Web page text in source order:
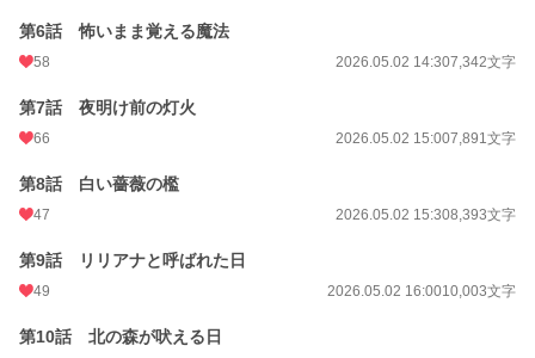
第6話 怖いまま覚える魔法
58 2026.05.02 14:307,342文字
第7話 夜明け前の灯火
66 2026.05.02 15:007,891文字
第8話 白い薔薇の檻
47 2026.05.02 15:308,393文字
第9話 リリアナと呼ばれた日
49 2026.05.02 16:0010,003文字
第10話 北の森が吠える日